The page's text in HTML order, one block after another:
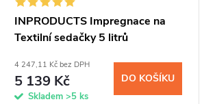
INPRODUCTS Impregnace na
Textilní sedačky 5 litrů
4 247,11 Kč bez DPH
5 139 Kč
Skladem >5 ks
DO KOŠÍKU